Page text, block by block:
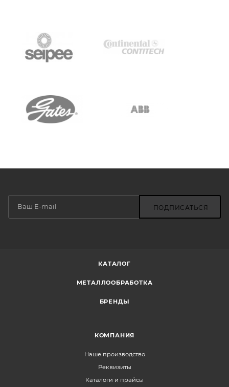
ПОДПИСАТЬСЯ
КАТАЛОГ
МЕТАЛЛООБРАБОТКА
БРЕНДЫ
КОМПАНИЯ
Наше производство
Реквизиты
Каталоги и прайсы